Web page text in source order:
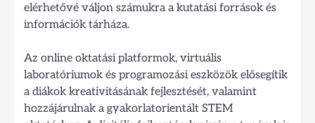
elérhetővé váljon számukra a kutatási források és
információk tárháza.
Az online oktatási platformok, virtuális
laboratóriumok és programozási eszközök elősegítik
a diákok kreativitásának fejlesztését, valamint
hozzájárulnak a gyakorlatorientált STEM